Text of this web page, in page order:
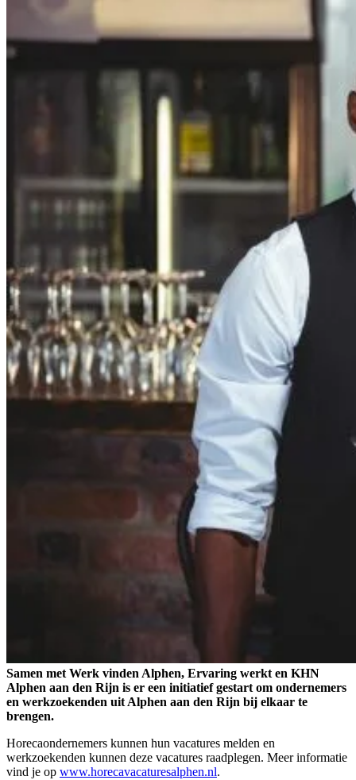
Samen met Werk vinden Alphen, Ervaring werkt en KHN
Alphen aan den Rijn is er een initiatief gestart om ondernemers
en werkzoekenden uit Alphen aan den Rijn bij elkaar te
brengen.
Horecaondernemers kunnen hun vacatures melden en
werkzoekenden kunnen deze vacatures raadplegen. Meer informatie
vind je op www.horecavacaturesalphen.nl.